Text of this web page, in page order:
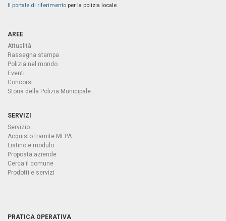
Il portale di riferimento per la polizia locale
AREE
Attualità
Rassegna stampa
Polizia nel mondo
Eventi
Concorsi
Storia della Polizia Municipale
SERVIZI
Servizio...
Acquisto tramite MEPA
Listino e modulo
Proposta aziende
Cerca il comune
Prodotti e servizi
PRATICA OPERATIVA